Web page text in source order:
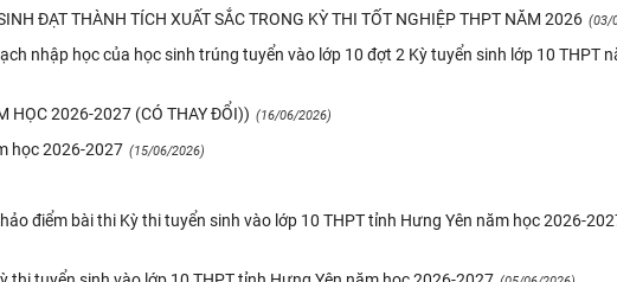
ĐẠT THÀNH TÍCH XUẤT SẮC TRONG KỲ THI TỐT NGHIỆP THPT NĂM 2026 (03/
nhập học của học sinh trúng tuyển vào lớp 10 đợt 2 Kỳ tuyển sinh lớp 10 THPT
HỌC 2026-2027 (CÓ THAY ĐỔI)) (16/06/2026)
học 2026-2027 (15/06/2026)
điểm bài thi Kỳ thi tuyển sinh vào lớp 10 THPT tỉnh Hưng Yên năm học 2026-